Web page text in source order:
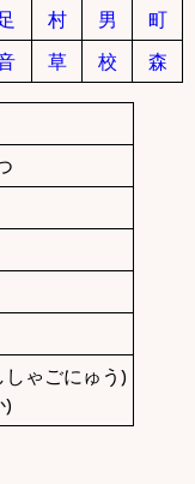
足 村 男
町
草 校 森
しゃごにゅう)
)